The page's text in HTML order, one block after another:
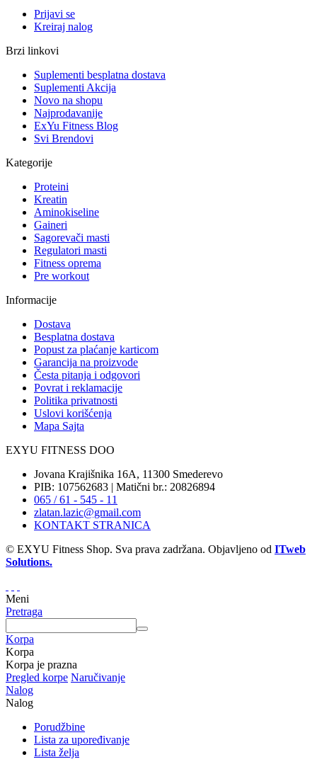
Prijavi se
Kreiraj nalog
Brzi linkovi
Suplementi besplatna dostava
Suplementi Akcija
Novo na shopu
Najprodavanije
ExYu Fitness Blog
Svi Brendovi
Kategorije
Proteini
Kreatin
Aminokiseline
Gaineri
Sagorevači masti
Regulatori masti
Fitness oprema
Pre workout
Informacije
Dostava
Besplatna dostava
Popust za plaćanje karticom
Garancija na proizvode
Česta pitanja i odgovori
Povrat i reklamacije
Politika privatnosti
Uslovi korišćenja
Mapa Sajta
EXYU FITNESS DOO
Jovana Krajišnika 16A, 11300 Smederevo
PIB: 107562683 | Matični br.: 20826894
065 / 61 - 545 - 11
zlatan.lazic@gmail.com
KONTAKT STRANICA
© EXYU Fitness Shop. Sva prava zadržana. Objavljeno od ITweb
Solutions.
Meni
Pretraga
Korpa
Korpa
Korpa je prazna
Pregled korpe Naručivanje
Nalog
Nalog
Porudžbine
Lista za upoređivanje
Lista želja